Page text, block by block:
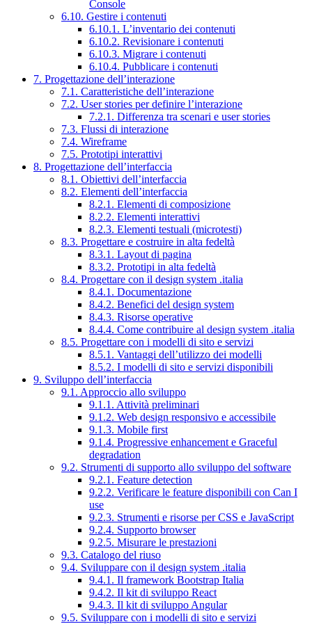
Console
6.10. Gestire i contenuti
6.10.1. L’inventario dei contenuti
6.10.2. Revisionare i contenuti
6.10.3. Migrare i contenuti
6.10.4. Pubblicare i contenuti
7. Progettazione dell’interazione
7.1. Caratteristiche dell’interazione
7.2. User stories per definire l’interazione
7.2.1. Differenza tra scenari e user stories
7.3. Flussi di interazione
7.4. Wireframe
7.5. Prototipi interattivi
8. Progettazione dell’interfaccia
8.1. Obiettivi dell’interfaccia
8.2. Elementi dell’interfaccia
8.2.1. Elementi di composizione
8.2.2. Elementi interattivi
8.2.3. Elementi testuali (microtesti)
8.3. Progettare e costruire in alta fedeltà
8.3.1. Layout di pagina
8.3.2. Prototipi in alta fedeltà
8.4. Progettare con il design system .italia
8.4.1. Documentazione
8.4.2. Benefici del design system
8.4.3. Risorse operative
8.4.4. Come contribuire al design system .italia
8.5. Progettare con i modelli di sito e servizi
8.5.1. Vantaggi dell’utilizzo dei modelli
8.5.2. I modelli di sito e servizi disponibili
9. Sviluppo dell’interfaccia
9.1. Approccio allo sviluppo
9.1.1. Attività preliminari
9.1.2. Web design responsivo e accessibile
9.1.3. Mobile first
9.1.4. Progressive enhancement e Graceful
degradation
9.2. Strumenti di supporto allo sviluppo del software
9.2.1. Feature detection
9.2.2. Verificare le feature disponibili con Can I
use
9.2.3. Strumenti e risorse per CSS e JavaScript
9.2.4. Supporto browser
9.2.5. Misurare le prestazioni
9.3. Catalogo del riuso
9.4. Sviluppare con il design system .italia
9.4.1. Il framework Bootstrap Italia
9.4.2. Il kit di sviluppo React
9.4.3. Il kit di sviluppo Angular
9.5. Sviluppare con i modelli di sito e servizi